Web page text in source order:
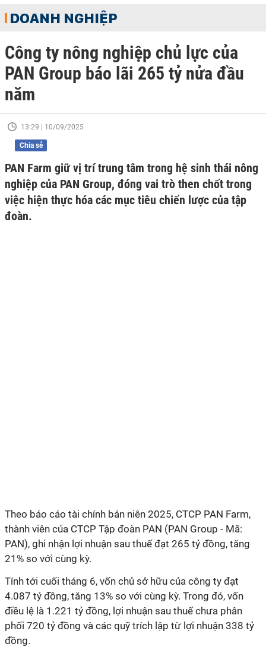
DOANH NGHIỆP
Công ty nông nghiệp chủ lực của
PAN Group báo lãi 265 tỷ nửa đầu
năm
13:29 | 10/09/2025
Chia sẻ
PAN Farm giữ vị trí trung tâm trong hệ sinh thái nông
nghiệp của PAN Group, đóng vai trò then chốt trong
việc hiện thực hóa các mục tiêu chiến lược của tập
đoàn.
Theo báo cáo tài chính bán niên 2025, CTCP PAN Farm,
thành viên của CTCP Tập đoàn PAN (PAN Group - Mã:
PAN), ghi nhận lợi nhuận sau thuế đạt 265 tỷ đồng, tăng
21% so với cùng kỳ.
Tính tới cuối tháng 6, vốn chủ sở hữu của công ty đạt
4.087 tỷ đồng, tăng 13% so với cùng kỳ. Trong đó, vốn
điều lệ là 1.221 tỷ đồng, lợi nhuận sau thuế chưa phân
phối 720 tỷ đồng và các quỹ trích lập từ lợi nhuận 338 tỷ
đồng.